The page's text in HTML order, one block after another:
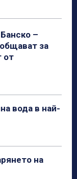
–
за
от
вода в най-
на